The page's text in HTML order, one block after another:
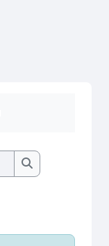
Пошук на
Пошук на